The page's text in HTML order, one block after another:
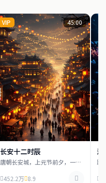
45:00
VIP
长安十二时辰
唐朝长安城，上元节前夕，一场
临危受命，必须在十二时辰内拯
452.2万 8.9
深
跟
世